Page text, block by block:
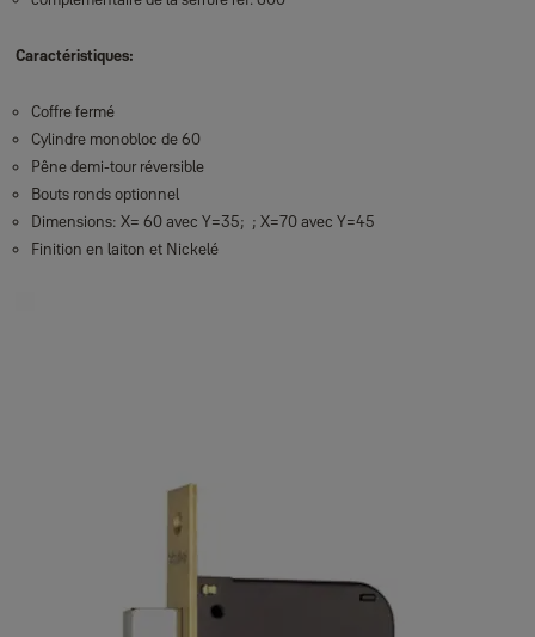
Caractéristiques:
Coffre fermé
Cylindre monobloc de 60
Pêne demi-tour réversible
Bouts ronds optionnel
Dimensions: X= 60 avec Y=35; ; X=70 avec Y=45
Finition en laiton et Nickelé